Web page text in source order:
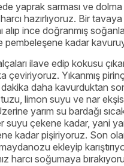
yaprak sarması ve dolma
hazırlıyoruz. Bir tavaya
alıp ince doğranmış
pembeleşene kadar
ilave edip kokusu
çeviriyoruz. Yıkanmış
daha kavurduktan
tuzu, limon suyu ve nar
yarım su bardağı
suyu çekene kadar, yani
kadar pişiriyoruz. Son
ekleyip
harcı soğumaya